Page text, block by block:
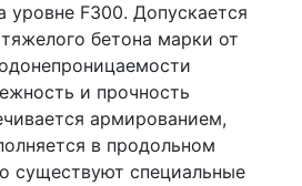
уровне F300. Допускается
бетона марки от
и прочность
армированием,
в продольном
существуют специальные